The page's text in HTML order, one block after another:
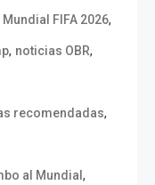
Mundial FIFA 2026,
, noticias OBR,
recomendadas,
al Mundial ,